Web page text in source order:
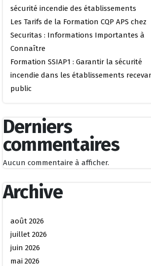
sécurité incendie des établissements
Les Tarifs de la Formation CQP APS chez
Securitas : Informations Importantes à
Connaître
Formation SSIAP1 : Garantir la sécurité
incendie dans les établissements
public
Derniers
commentaires
Aucun commentaire à afficher.
Archive
août 2026
juillet 2026
juin 2026
mai 2026